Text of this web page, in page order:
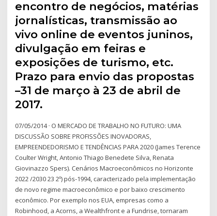
encontro de negócios, matérias
jornalísticas, transmissão ao
vivo online de eventos juninos,
divulgação em feiras e
exposições de turismo, etc.
Prazo para envio das propostas
–31 de março à 23 de abril de
2017.
07/05/2014 · O MERCADO DE TRABALHO NO FUTURO: UMA
DISCUSSÃO SOBRE PROFISSÕES INOVADORAS,
EMPREENDEDORISMO E TENDÊNCIAS PARA 2020 (James Terence
Coulter Wright, Antonio Thiago Benedete Silva, Renata
Giovinazzo Spers). Cenários Macroeconômicos no Horizonte
2022 /2030 23 2º) pós-1994, caracterizado pela implementação
de novo regime macroeconômico e por baixo crescimento
econômico. Por exemplo nos EUA, empresas como a
Robinhood, a Acorns, a Wealthfront e a Fundrise, tornaram